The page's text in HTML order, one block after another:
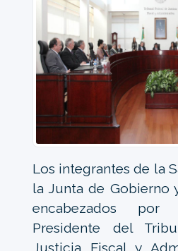
Los integrantes de la
la Junta de Gobierno
encabezados por
Presidente del
Justicia Fiscal y